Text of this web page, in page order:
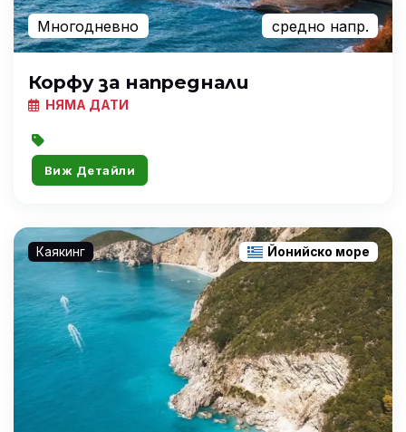
Многодневно средно напр.
Корфу за напреднали
НЯМА ДАТИ
Виж Детайли
Каякинг Йонийско море